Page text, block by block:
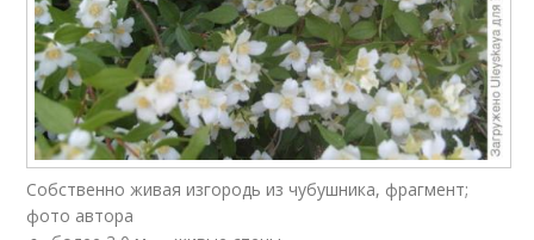
Собственно живая изгородь из чубушника, фрагмент;
фото автора